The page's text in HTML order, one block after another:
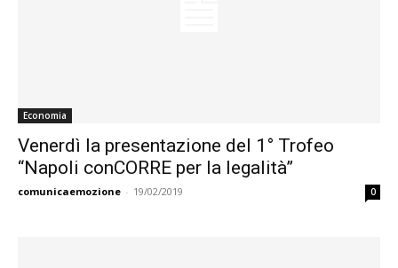
Economia
Venerdì la presentazione del 1° Trofeo
“Napoli conCORRE per la legalità”
comunicaemozione - 19/02/2019 0